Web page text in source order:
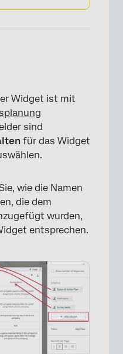
Widget ist mit
sind
für das Widget
wie die Namen
die dem
wurden,
entsprechen.